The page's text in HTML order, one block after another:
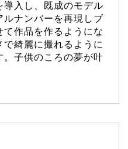
入し、既成のモデル
ルナンバーを再現しブ
作品を作るようにな
綺麗に撮れるように
子供のころの夢が叶